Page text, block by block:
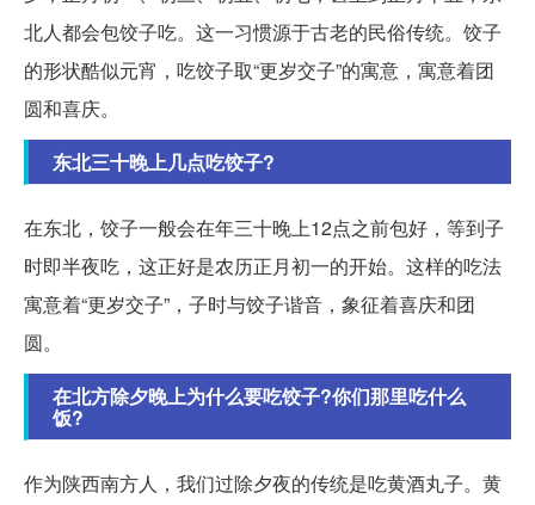
北人都会包饺子吃。这一习惯源于古老的民俗传统。饺子
的形状酷似元宵，吃饺子取“更岁交子”的寓意，寓意着团
圆和喜庆。
东北三十晚上几点吃饺子?
在东北，饺子一般会在年三十晚上12点之前包好，等到子
时即半夜吃，这正好是农历正月初一的开始。这样的吃法
寓意着“更岁交子”，子时与饺子谐音，象征着喜庆和团
圆。
在北方除夕晚上为什么要吃饺子?你们那里吃什么
饭?
作为陕西南方人，我们过除夕夜的传统是吃黄酒丸子。黄